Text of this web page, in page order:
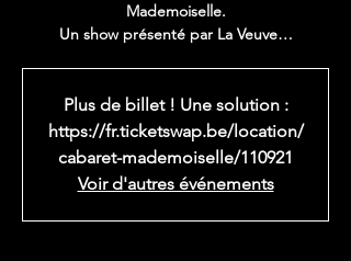
Mademoiselle.
Un show présenté par La Veuve…
Plus de billet ! Une solution :
https://fr.ticketswap.be/location/
cabaret-mademoiselle/110921
Voir d'autres événements